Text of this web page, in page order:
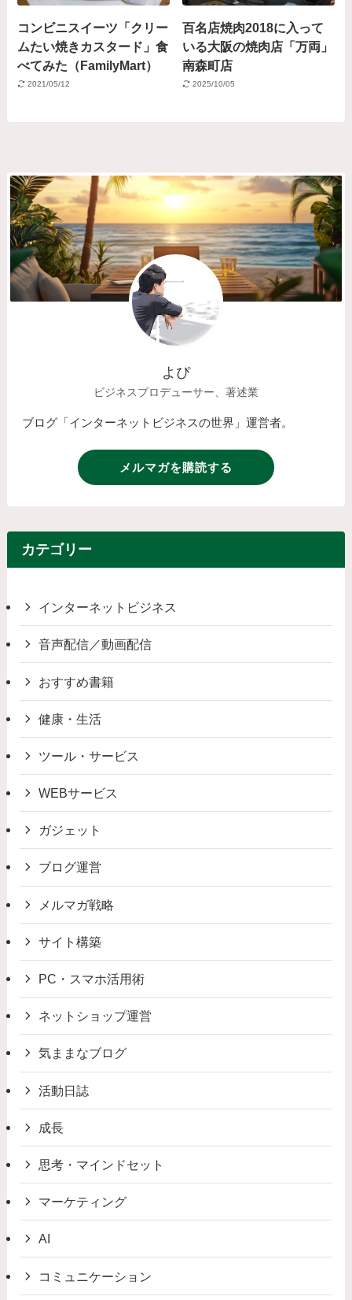
コンビニスイーツ「クリー
ムたい焼きカスタード」食
べてみた（FamilyMart）
2021/05/12
百名店焼肉2018に入って
いる大阪の焼肉店「万両」
南森町店
2025/10/05
よぴ
ビジネスプロデューサー、著述業
ブログ「インターネットビジネスの世界」運営者。
メルマガを購読する
カテゴリー
インターネットビジネス
音声配信／動画配信
おすすめ書籍
健康・生活
ツール・サービス
WEBサービス
ガジェット
ブログ運営
メルマガ戦略
サイト構築
PC・スマホ活用術
ネットショップ運営
気ままなブログ
活動日誌
成長
思考・マインドセット
マーケティング
AI
コミュニケーション